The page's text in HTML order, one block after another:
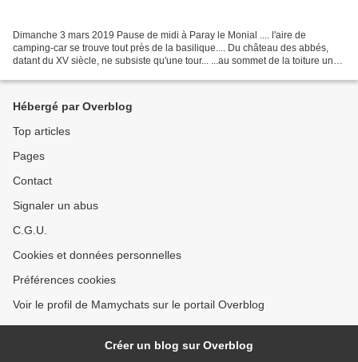
Dimanche 3 mars 2019 Pause de midi à Paray le Monial .... l'aire de
camping-car se trouve tout près de la basilique.... Du château des abbés,
datant du XV siècle, ne subsiste qu'une tour... ...au sommet de la toiture une
Hébergé par Overblog
Top articles
Pages
Contact
Signaler un abus
C.G.U.
Cookies et données personnelles
Préférences cookies
Voir le profil de Mamychats sur le portail Overblog
Créer un blog sur Overblog